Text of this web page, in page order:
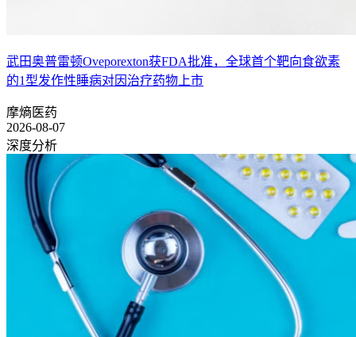
武田奥普雷顿Oveporexton获FDA批准，全球首个靶向食欲素
的1型发作性睡病对因治疗药物上市
摩熵医药
2026-08-07
深度分析